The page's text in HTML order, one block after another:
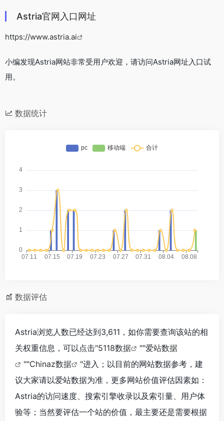
Astria官网入口网址
https://www.astria.ai
小编发现Astria网站非常受用户欢迎，请访问Astria网址入口试
用。
数据统计
数据评估
Astria浏览人数已经达到3,611，如你需要查询该站的相
关权重信息，可以点击"5118数据 ""爱站数据
""Chinaz数据
"进入；以目前的网站数据参考，建
议大家请以爱站数据为准，更多网站价值评估因素如：
Astria的访问速度、搜索引擎收录以及索引量、用户体
验等；当然要评估一个站的价值，最主要还是需要根据